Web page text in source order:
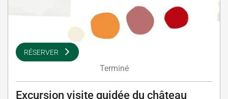
RÉSERVER
Terminé
Excursion visite guidée du château